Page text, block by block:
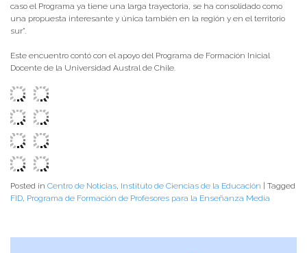
caso el Programa ya tiene una larga trayectoria, se ha consolidado como
una propuesta interesante y única también en la región y en el territorio
sur”.
Este encuentro contó con el apoyo del Programa de Formación Inicial
Docente de la Universidad Austral de Chile.
Posted in Centro de Noticias Instituto de Ciencias de la Educación | Tagged
FID Programa de Formación de Profesores para la Enseñanza Media